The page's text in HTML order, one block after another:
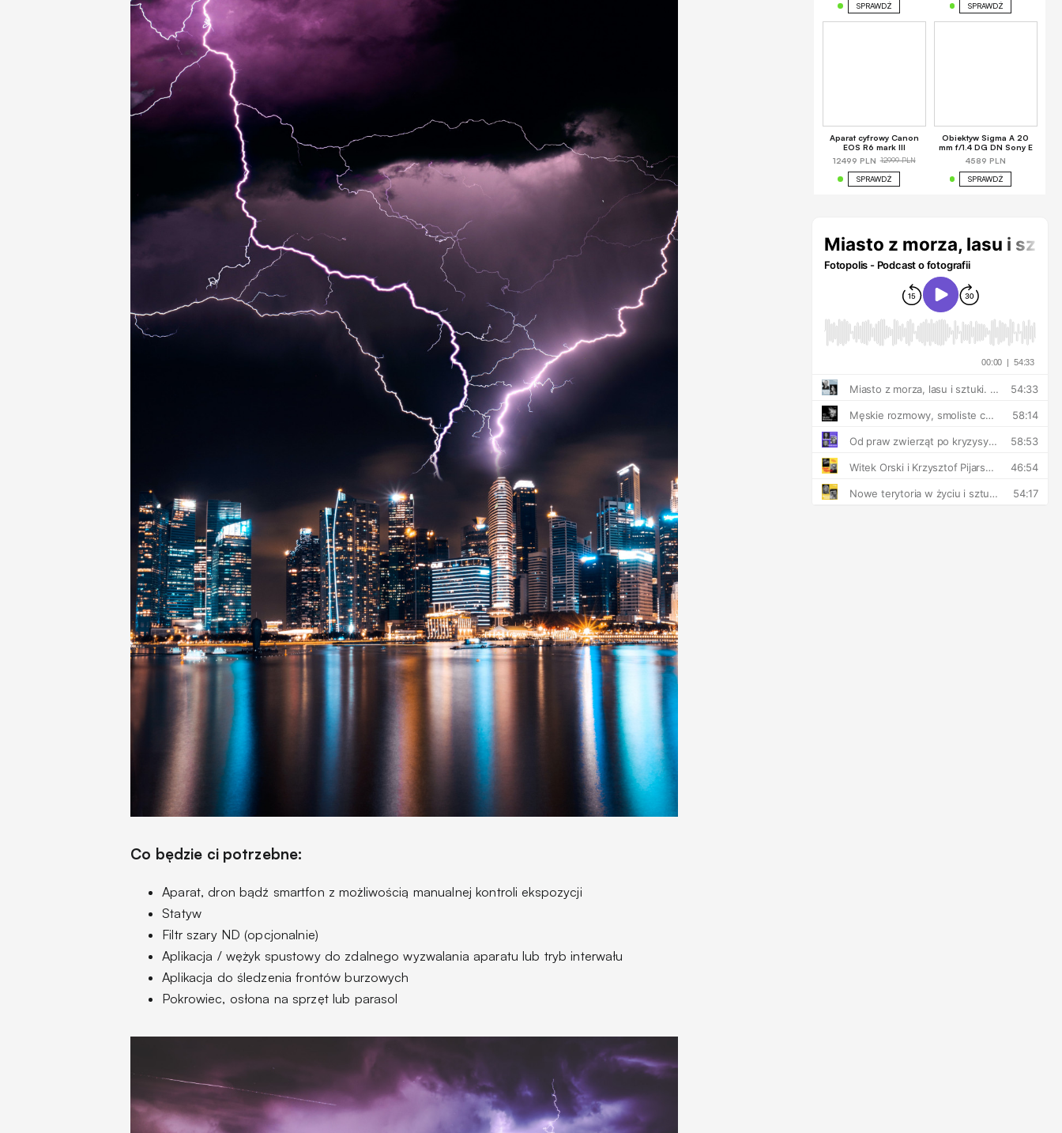
Co będzie ci potrzebne:
Aparat, dron bądź smartfon z możliwością manualnej kontroli ekspozycji
Statyw
Filtr szary ND (opcjonalnie)
Aplikacja / wężyk spustowy do zdalnego wyzwalania aparatu lub tryb interwału
Aplikacja do śledzenia frontów burzowych
Pokrowiec, osłona na sprzęt lub parasol
SPRAWDŹ SPRAWDŹ
Aparat cyfrowy Canon
EOS R6 mark III
12499 PLN 12999 PLN
SPRAWDŹ
Obiektyw Sigma A 20
mm f/1.4 DG DN Sony E
4589 PLN
SPRAWDŹ